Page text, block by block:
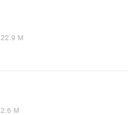
22.9 M
2.6 M